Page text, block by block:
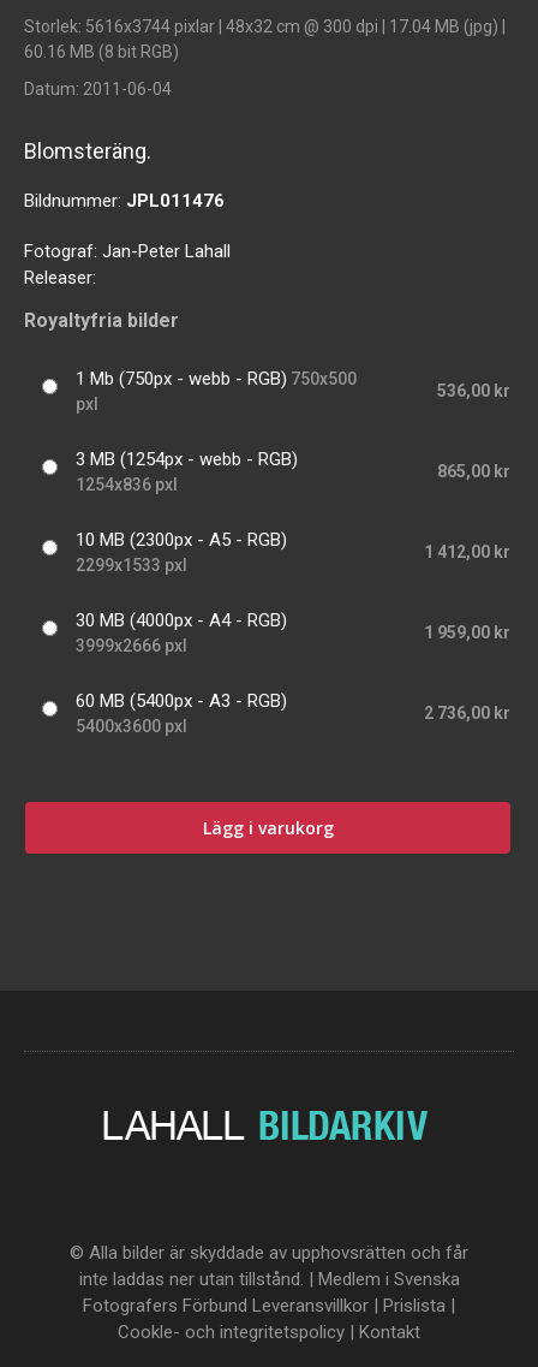
Storlek: 5616x3744 pixlar | 48x32 cm @ 300 dpi | 17.04 MB (jpg) |
60.16 MB (8 bit RGB)
Datum: 2011-06-04
Blomsteräng.
Bildnummer: JPL011476
Fotograf: Jan-Peter Lahall
Releaser:
Royaltyfria bilder
1 Mb (750px - webb - RGB) 750x500
pxl
536,00 kr
3 MB (1254px - webb - RGB)
1254x836 pxl
865,00 kr
10 MB (2300px - A5 - RGB)
2299x1533 pxl
1 412,00 kr
30 MB (4000px - A4 - RGB)
3999x2666 pxl
1 959,00 kr
60 MB (5400px - A3 - RGB)
5400x3600 pxl
2 736,00 kr
Lägg i varukorg
© Alla bilder är skyddade av upphovsrätten och får
inte laddas ner utan tillstånd. | Medlem i Svenska
Fotografers Förbund Leveransvillkor | Prislista |
Cookle- och integritetspolicy | Kontakt